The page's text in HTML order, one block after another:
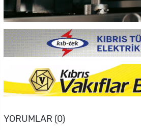
YORUMLAR (0)